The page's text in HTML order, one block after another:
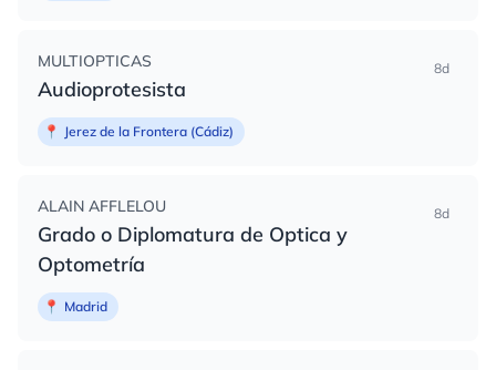
MULTIOPTICAS
Audioprotesista
8d
📍 Jerez de la Frontera (Cádiz)
ALAIN AFFLELOU
Grado o Diplomatura de Optica y
Optometría
8d
📍 Madrid